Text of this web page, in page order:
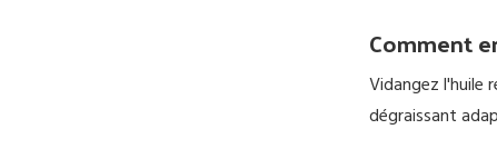
Comment
Vidangez l'huile
dégraissant